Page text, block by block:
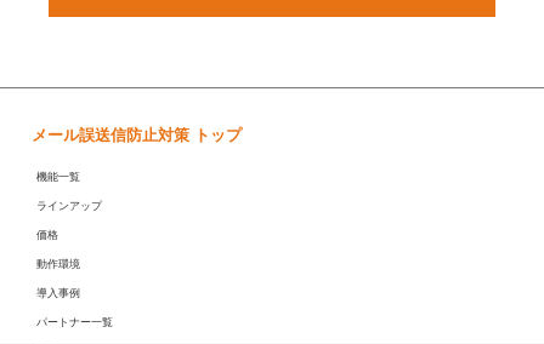
メール誤送信防止対策 トップ
機能一覧
ラインアップ
価格
動作環境
導入事例
パートナー一覧